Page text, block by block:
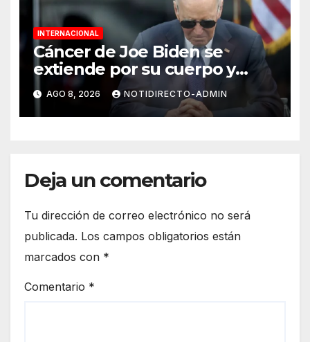
INTERNACIONAL
Cáncer de Joe Biden se
extiende por su cuerpo y
causa metástasis en sus
huesos, revela su hijo
AGO 8, 2026 NOTIDIRECTO-ADMIN
Deja un comentario
Tu dirección de correo electrónico no será
publicada. Los campos obligatorios están
marcados con *
Comentario *